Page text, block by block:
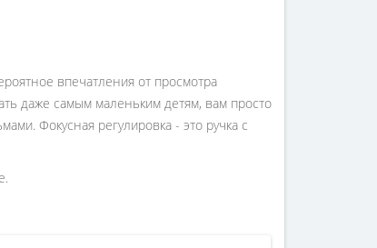
впечатления от просмотра
даже самым маленьким детям, вам просто
Фокусная регулировка - это ручка с